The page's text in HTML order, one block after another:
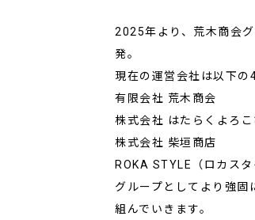
2025年より、荒木商会
発。
現在の運営会社は以下の
有限会社 荒木商会
株式会社 はたらくよろこ
株式会社 柴垣商店
ROKA STYLE（ロカスタ
グループとしてより強固
組んでいきます。